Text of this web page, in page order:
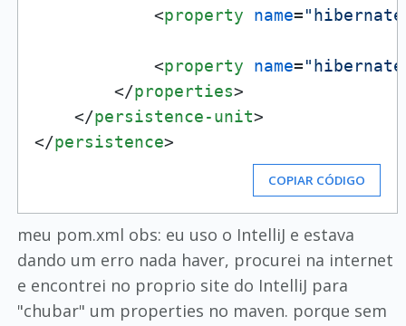
<property name=
<property name=
</properties>
</persistence-unit>
</persistence>
COPIAR CÓDIGO
meu pom.xml obs: eu uso o IntelliJ e estava
dando um erro nada haver, procurei na internet
e encontrei no proprio site do IntelliJ para
"chubar" um properties no maven. porque sem